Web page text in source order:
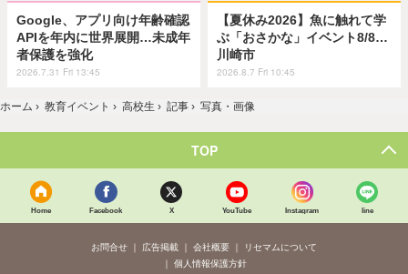
Google、アプリ向け年齢確認
APIを年内に世界展開…未成年
者保護を強化
2026.7.31 Fri 13:45
【夏休み2026】魚に触れて学
ぶ「おさかな」イベント8/8…
川崎市
2026.8.7 Fri 10:45
ホーム › 教育イベント › 高校生 › 記事 › 写真・画像
TOP
Home Facebook X YouTube Instagram line
お問合せ 広告掲載 会社概要
リセマムについて
個人情報保護方針